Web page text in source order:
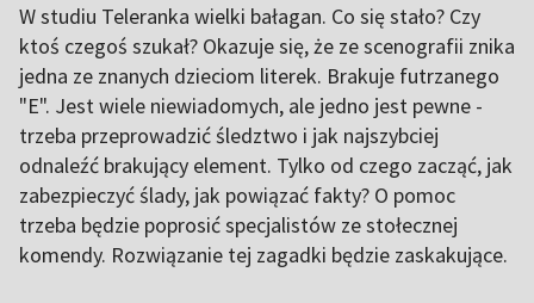
W studiu Teleranka wielki bałagan. Co się stało? Czy
ktoś czegoś szukał? Okazuje się, że ze scenografii znika
jedna ze znanych dzieciom literek. Brakuje futrzanego
"E". Jest wiele niewiadomych, ale jedno jest pewne -
trzeba przeprowadzić śledztwo i jak najszybciej
odnaleźć brakujący element. Tylko od czego zacząć, jak
zabezpieczyć ślady, jak powiązać fakty? O pomoc
trzeba będzie poprosić specjalistów ze stołecznej
komendy. Rozwiązanie tej zagadki będzie zaskakujące.